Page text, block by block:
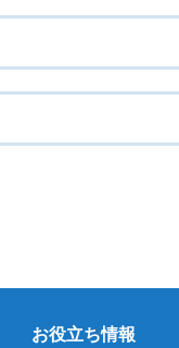
お役立ち情報